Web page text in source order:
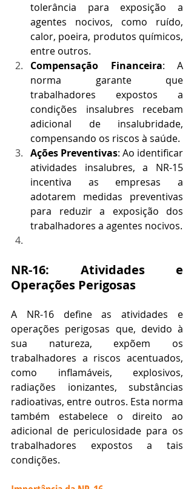
tolerância para exposição a
agentes nocivos, como ruído,
calor, poeira, produtos químicos,
entre outros.
Compensação Financeira: A
norma garante que
trabalhadores expostos a
condições insalubres recebam
adicional de insalubridade,
compensando os riscos à saúde.
Ações Preventivas: Ao identificar
atividades insalubres, a NR-15
incentiva as empresas a
adotarem medidas preventivas
para reduzir a exposição dos
trabalhadores a agentes nocivos.
NR-16: Atividades e
Operações Perigosas
A NR-16 define as atividades e
operações perigosas que, devido à
sua natureza, expõem os
trabalhadores a riscos acentuados,
como inflamáveis, explosivos,
radiações ionizantes, substâncias
radioativas, entre outros. Esta norma
também estabelece o direito ao
adicional de periculosidade para os
trabalhadores expostos a tais
condições.